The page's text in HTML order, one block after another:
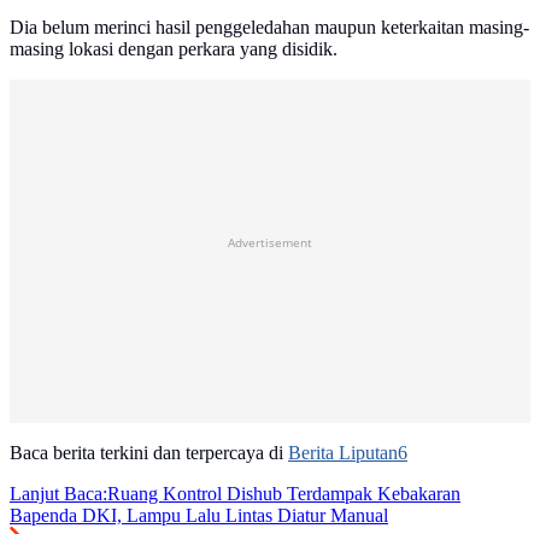
Dia belum merinci hasil penggeledahan maupun keterkaitan masing-
masing lokasi dengan perkara yang disidik.
Advertisement
Baca berita terkini dan terpercaya di Berita Liputan6
Lanjut Baca:Ruang Kontrol Dishub Terdampak Kebakaran
Bapenda DKI, Lampu Lalu Lintas Diatur Manual